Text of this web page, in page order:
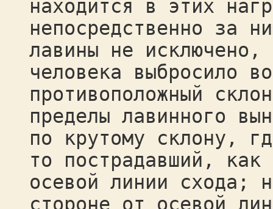
находится в этих
непосредственно за
лавины не
человека выбросило
противоположный
пределы лавинного
по крутому склону,
то пострадавший,
осевой линии схода;
стороне от осевой